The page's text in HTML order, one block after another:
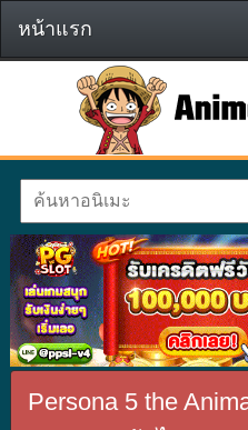
หน้าแรก
Persona 5 the